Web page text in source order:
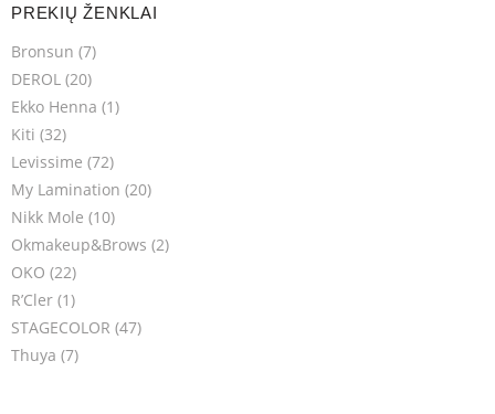
PREKIŲ ŽENKLAI
Bronsun (7)
DEROL (20)
Ekko Henna (1)
Kiti (32)
Levissime (72)
My Lamination (20)
Nikk Mole (10)
Okmakeup&Brows (2)
OKO (22)
R’Cler (1)
STAGECOLOR (47)
Thuya (7)